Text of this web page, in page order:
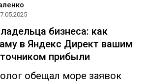
бизнеса: как
в Яндекс Директ вашим
прибыли
обещал море заявок